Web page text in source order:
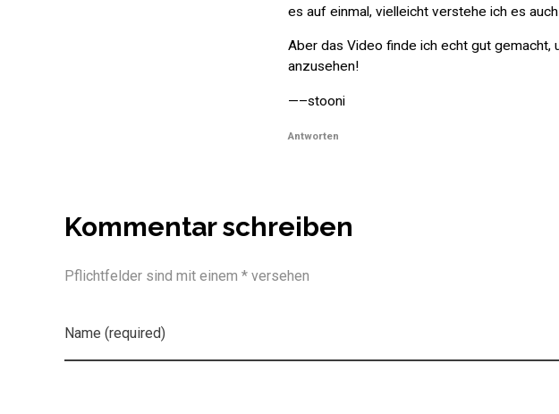
es auf einmal, vielleicht verstehe ich es
Aber das Video finde ich echt gut gemacht,
anzusehen!
—–stooni
Antworten
Kommentar schreiben
Pflichtfelder sind mit einem * versehen
Name (required)